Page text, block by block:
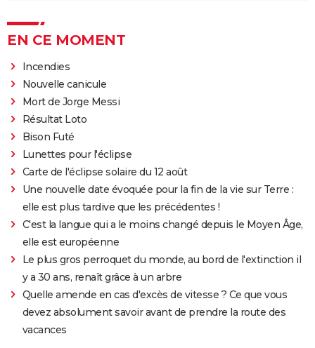
EN CE MOMENT
Incendies
Nouvelle canicule
Mort de Jorge Messi
Résultat Loto
Bison Futé
Lunettes pour l'éclipse
Carte de l'éclipse solaire du 12 août
Une nouvelle date évoquée pour la fin de la vie sur Terre :
elle est plus tardive que les précédentes !
C'est la langue qui a le moins changé depuis le Moyen Âge,
elle est européenne
Le plus gros perroquet du monde, au bord de l'extinction il
y a 30 ans, renaît grâce à un arbre
Quelle amende en cas d'excès de vitesse ? Ce que vous
devez absolument savoir avant de prendre la route des
vacances